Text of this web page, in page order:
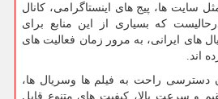
سایت ها، پیج های اینستاگرامی، کانال
که بسیاری از این منابع برای
های ایرانی، به مرور زمان فعالیت های
اند.
دسترسی راحت به فیلم ها وسریال ها،
و سرعت بالا، کیفیت های متنوع قابل